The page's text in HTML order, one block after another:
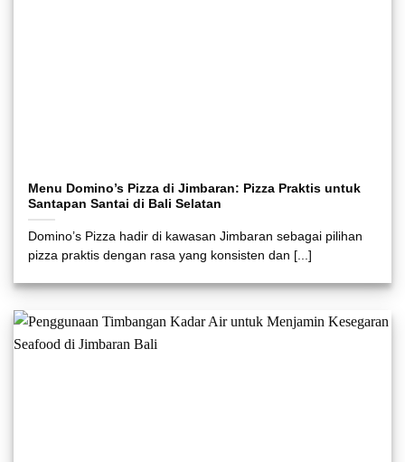
Menu Domino’s Pizza di Jimbaran: Pizza Praktis untuk
Santapan Santai di Bali Selatan
Domino’s Pizza hadir di kawasan Jimbaran sebagai pilihan
pizza praktis dengan rasa yang konsisten dan [...]